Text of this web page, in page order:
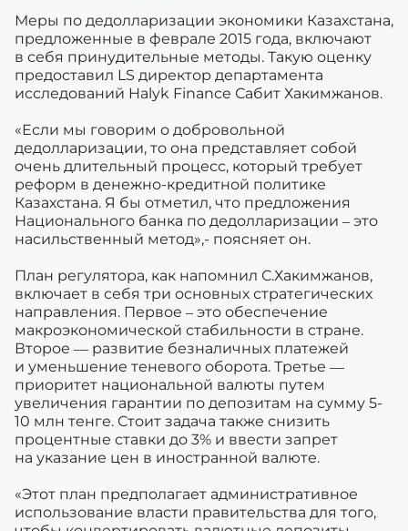
Меры по дедолларизации экономики Казахстана,
предложенные в феврале 2015 года, включают
в себя принудительные методы. Такую оценку
предоставил LS директор департамента
исследований Halyk Finance Сабит Хакимжанов.
«Если мы говорим о добровольной
дедолларизации, то она представляет собой
очень длительный процесс, который требует
реформ в денежно-кредитной политике
Казахстана. Я бы отметил, что предложения
Национального банка по дедолларизации – это
насильственный метод»,- поясняет он.
План регулятора, как напомнил С.Хакимжанов,
включает в себя три основных стратегических
направления. Первое – это обеспечение
макроэкономической стабильности в стране.
Второе — развитие безналичных платежей
и уменьшение теневого оборота. Третье —
приоритет национальной валюты путем
увеличения гарантии по депозитам на сумму 5-
10 млн тенге. Стоит задача также снизить
процентные ставки до 3% и ввести запрет
на указание цен в иностранной валюте.
«Этот план предполагает административное
использование власти правительства для того,